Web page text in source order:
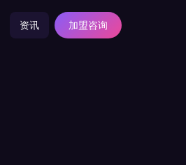
资讯 加盟咨询